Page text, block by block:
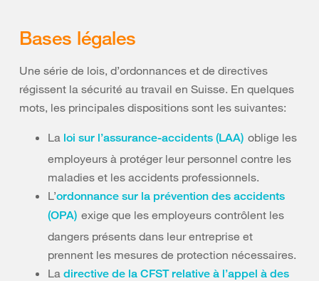
Bases légales
Une série de lois, d’ordonnances et de directives
régissent la sécurité au travail en Suisse. En quelques
mots, les principales dispositions sont les suivantes:
La loi sur l’assurance-accidents (LAA) oblige les
employeurs à protéger leur personnel contre les
maladies et les accidents professionnels.
L’ordonnance sur la prévention des accidents
(OPA) exige que les employeurs contrôlent les
dangers présents dans leur entreprise et
prennent les mesures de protection nécessaires.
La directive de la CFST relative à l’appel à des